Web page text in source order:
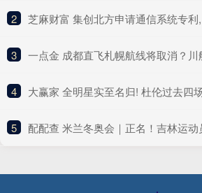
2 芝麻财富 集创北方申请通信系统专利, 提高了
3 一点金 成都直飞札幌航线将取消？川航
4 大赢家 全明星实至名归! 杜伦过去四场: 场均
5 配配查 米兰冬奥会｜正名！吉林运动